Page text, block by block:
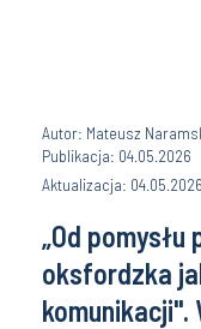
Autor: Mateusz
Publikacja: 04.05.2026
Aktualizacja: 04.05.2026
„Od
oksfordzka